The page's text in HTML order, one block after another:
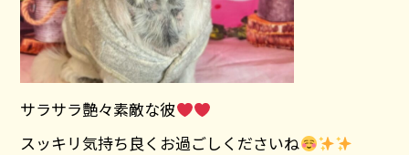
サラサラ艶々素敵な彼
スッキリ気持ち良くお過ごしくださいね